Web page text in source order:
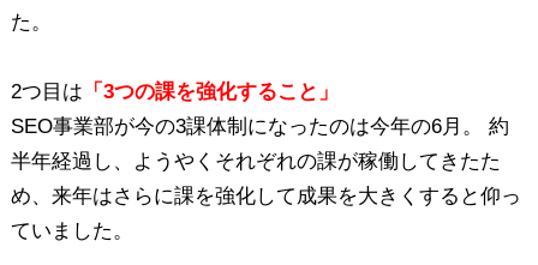
た。
2つ目は 「3つの課を強化すること」
SEO事業部が今の3課体制になったのは今年の6月。 約
半年経過し、ようやくそれぞれの課が稼働してきたた
め、来年はさらに課を強化して成果を大きくすると仰っ
ていました。